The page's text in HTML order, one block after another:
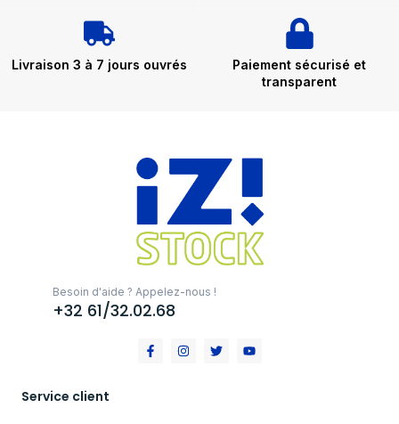
Livraison 3 à 7 jours ouvrés
Paiement sécurisé et
transparent
Besoin d'aide ? Appelez-nous !
+32 61/32.02.68
Service client